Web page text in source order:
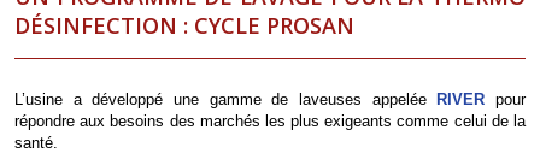
DÉSINFECTION : CYCLE PROSAN
L’usine a développé une gamme de laveuses appelée RIVER pour
répondre aux besoins des marchés les plus exigeants comme celui de la
santé.